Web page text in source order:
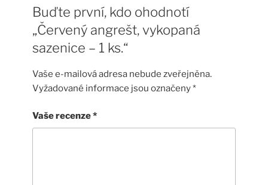
Buďte první, kdo ohodnotí
„Červený angrešt, vykopaná
sazenice – 1 ks.“
Vaše e-mailová adresa nebude zveřejněna.
Vyžadované informace jsou označeny*
Vaše recenze*